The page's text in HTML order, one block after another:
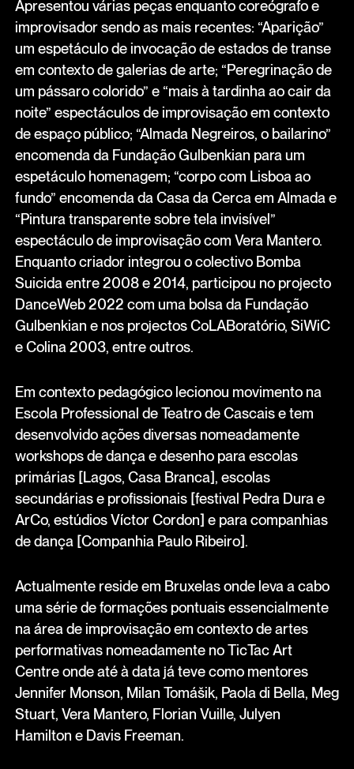
Apresentou várias peças enquanto coreógrafo e
improvisador sendo as mais recentes: “Aparição”
um espetáculo de invocação de estados de transe
em contexto de galerias de arte; “Peregrinação de
um pássaro colorido” e “mais à tardinha ao cair da
noite” espectáculos de improvisação em contexto
de espaço público; “Almada Negreiros, o bailarino”
encomenda da Fundação Gulbenkian para um
espetáculo homenagem; “corpo com Lisboa ao
fundo” encomenda da Casa da Cerca em Almada e
“Pintura transparente sobre tela invisível”
espectáculo de improvisação com Vera Mantero.
Enquanto criador integrou o colectivo Bomba
Suicida entre 2008 e 2014, participou no projecto
DanceWeb 2022 com uma bolsa da Fundação
Gulbenkian e nos projectos CoLABoratório, SiWiC
e Colina 2003, entre outros.
Em contexto pedagógico lecionou movimento na
Escola Professional de Teatro de Cascais e tem
desenvolvido ações diversas nomeadamente
workshops de dança e desenho para escolas
primárias [Lagos, Casa Branca], escolas
secundárias e profissionais [festival Pedra Dura e
ArCo, estúdios Víctor Cordon] e para companhias
de dança [Companhia Paulo Ribeiro].
Actualmente reside em Bruxelas onde leva a cabo
uma série de formações pontuais essencialmente
na área de improvisação em contexto de artes
performativas nomeadamente no TicTac Art
Centre onde até à data já teve como mentores
Jennifer Monson, Milan Tomášik, Paola di Bella, Meg
Stuart, Vera Mantero, Florian Vuille, Julyen
Hamilton e Davis Freeman.